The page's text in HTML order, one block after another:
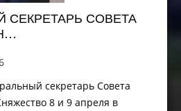
СЕКРЕТАРЬ СОВЕТА
секретарь Совета
8 и 9 апреля в